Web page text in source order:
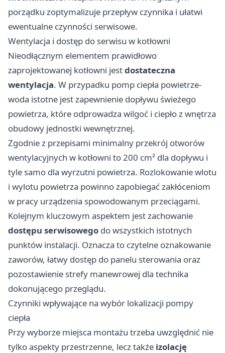
porządku zoptymalizuje przepływ czynnika i ułatwi
ewentualne czynności serwisowe.
Wentylacja i dostęp do serwisu w kotłowni
Nieodłącznym elementem prawidłowo
zaprojektowanej kotłowni jestdostateczna
wentylacja. W przypadku pomp ciepła powietrze-
woda istotne jest zapewnienie dopływu świeżego
powietrza, które odprowadza wilgoć i ciepło z wnętrza
obudowy jednostki wewnętrznej.
Zgodnie z przepisami minimalny przekrój otworów
wentylacyjnych w kotłowni to 200 cm² dla dopływu i
tyle samo dla wyrzutni powietrza. Rozlokowanie wlotu
i wylotu powietrza powinno zapobiegać zakłóceniom
w pracy urządzenia spowodowanym przeciągami.
Kolejnym kluczowym aspektem jest zachowanie
dostępu serwisowego do wszystkich istotnych
punktów instalacji. Oznacza to czytelne oznakowanie
zaworów, łatwy dostęp do panelu sterowania oraz
pozostawienie strefy manewrowej dla technika
dokonującego przeglądu.
Czynniki wpływające na wybór lokalizacji pompy
ciepła
Przy wyborze miejsca montażu trzeba uwzględnić nie
tylko aspekty przestrzenne, lecz także izolację